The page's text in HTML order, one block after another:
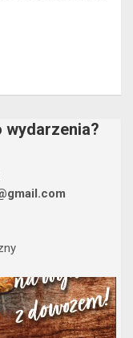
wydarzenia?